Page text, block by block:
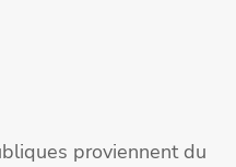
proviennent du